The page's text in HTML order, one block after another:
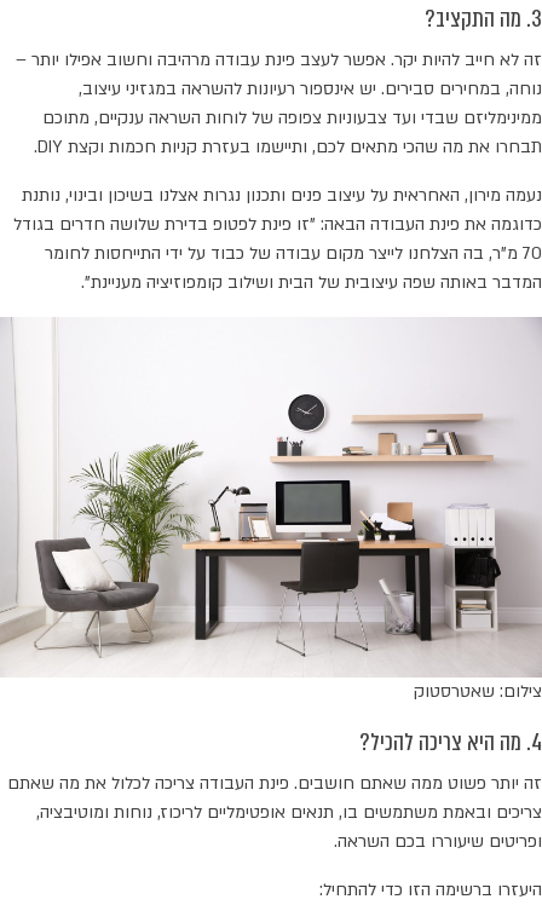
3. מה התקציב?
זה לא חייב להיות יקר. אפשר לעצב פינת עבודה מרהיבה וחשוב אפילו יותר –
נוחה, במחירים סבירים. יש אינספור רעיונות להשראה במגזיני עיצוב,
ממינימליזם שבדי ועד צבעוניות צפופה של לוחות השראה ענקיים, מתוכם
תבחרו את מה שהכי מתאים לכם, ותיישמו בעזרת קניות חכמות וקצת DIY.
נעמה מירון, האחראית על עיצוב פנים ותכנון נגרות אצלנו בשיכון ובינוי, נותנת
כדוגמה את פינת העבודה הבאה: "זו פינת לפטופ בדירת שלושה חדרים בגודל
70 מ"ר, בה הצלחנו לייצר מקום עבודה של כבוד על ידי התייחסות לחומר
המדבר באותה שפה עיצובית של הבית ושילוב קומפוזיציה מעניינת".
צילום: שאטרסטוק
4. מה היא צריכה להכיל?
זה יותר פשוט ממה שאתם חושבים. פינת העבודה צריכה לכלול את מה שאתם
צריכים ובאמת משתמשים בו, תנאים אופטימליים לריכוז, נוחות ומוטיבציה,
ופריטים שיעוררו בכם השראה.
היעזרו ברשימה הזו כדי להתחיל: